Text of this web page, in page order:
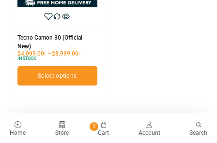
Tecno Camon 30 (Official
New)
24,099.00৳ –28,999.00৳
IN STOCK
Select options
Home Store
0
Cart Account Search